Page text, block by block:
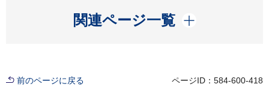
関連ページ一覧
開く
前のページに戻る ページID：584-600-418